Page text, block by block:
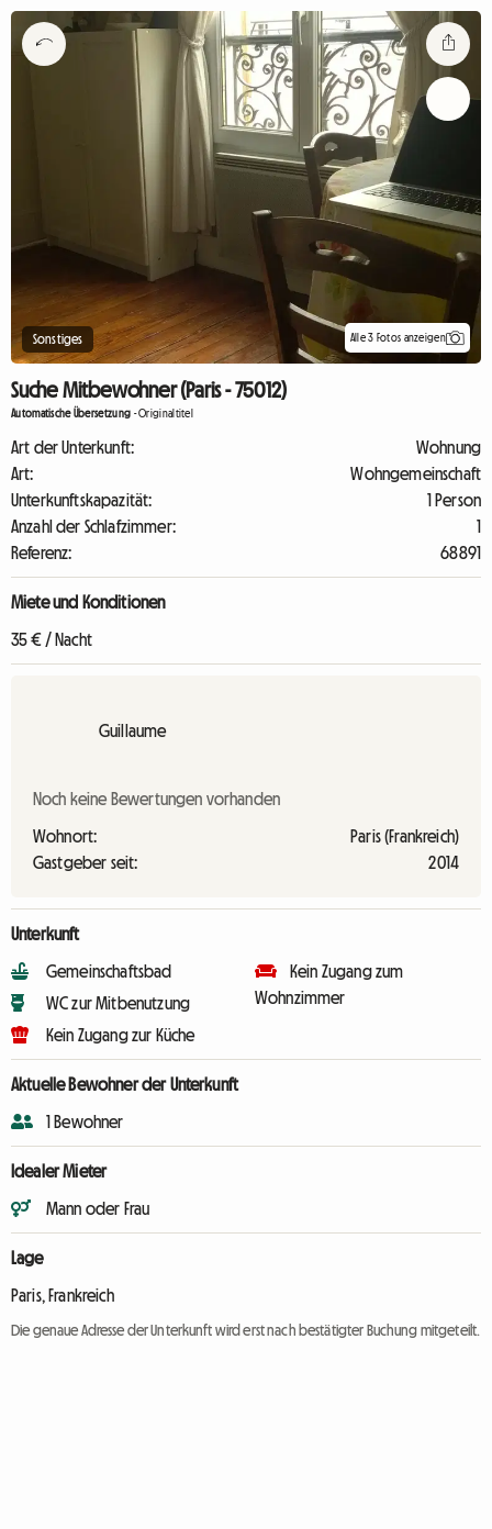
Sonstiges Alle 3 Fotos anzeigen
Suche Mitbewohner (Paris - 75012)
Automatische Übersetzung -Originaltitel
Art der Unterkunft:
Wohnung
Art:
Wohngemeinschaft
Unterkunftskapazität:
1 Person
Anzahl der Schlafzimmer:
1
Referenz:
68891
Miete und Konditionen
35 € / Nacht
Guillaume
Noch keine Bewertungen vorhanden
Wohnort:
Paris (Frankreich)
Gastgeber seit:
2014
Unterkunft
Gemeinschaftsbad
WC zur Mitbenutzung
Kein Zugang zur Küche
Kein Zugang zum
Wohnzimmer
Aktuelle Bewohner der Unterkunft
1 Bewohner
Idealer Mieter
Mann oder Frau
Lage
Paris, Frankreich
Die genaue Adresse der Unterkunft wird erst nach bestätigter Buchung mitgeteilt.